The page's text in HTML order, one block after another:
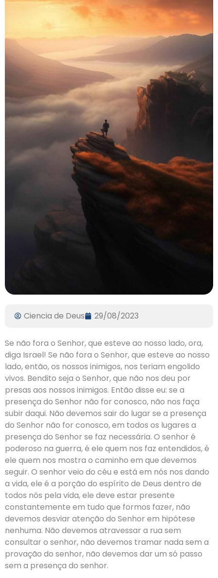
Ciencia de Deus 29/08/2023
Se não fora o Senhor, que esteve ao nosso lado, ora,
diga Israel! Se não fora o Senhor, que esteve ao nosso
lado, então, os nossos inimigos, nos teriam engolido
vivos. Bendito seja o Senhor, que não nos deu por
presas aos nossos inimigos. Então disse eu: se a
presença do Senhor não for conosco, não nos faça
subir daqui. Não devemos sair do lugar se a presença
do Senhor não for conosco, em todos os lugares a
presença do Senhor se faz necessária. O senhor é
poderoso na guerra, é ele quem nos faz entendidos, é
ele quem nos mostra o caminho em que devemos
seguir. O senhor veio do céu e está em nós nos dando
a vida, ele é a porção do espírito de Deus dentro de
todos nós pela vida, ele deve estar presente
constantemente em tudo que formos fazer, não
devemos desviar atenção do Senhor em hipótese
nenhuma. Não devemos atravessar a rua sem
consultar o senhor, não devemos tramar nada sem a
provação do senhor, não devemos dar um só passo
sem a presença do senhor.